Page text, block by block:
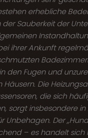
erhebliche
der Sauberkeit der
ihrer Ankunft
den Fugen und
Häusern. Die
die sich
sorgt insbesondere in
Unbehagen. Der
– es handelt sich